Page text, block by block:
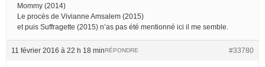
Mommy (2014)
Le procès de Vivianne Amsalem (2015)
et puis Suffragette (2015) n’as pas été mentionné ici il me semble.
11 février 2016 à 22 h 18 min #33780
RÉPONDRE